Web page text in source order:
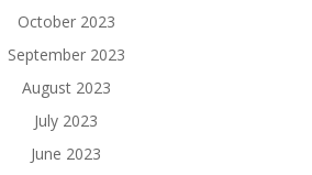
October 2023
September 2023
August 2023
July 2023
June 2023